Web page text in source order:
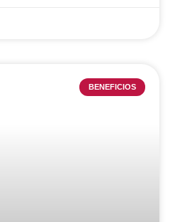
BENEFICIOS